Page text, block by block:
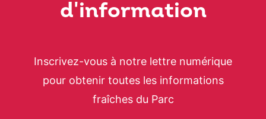
d'information
Inscrivez-vous à notre lettre numérique
pour obtenir toutes les informations
fraîches du Parc